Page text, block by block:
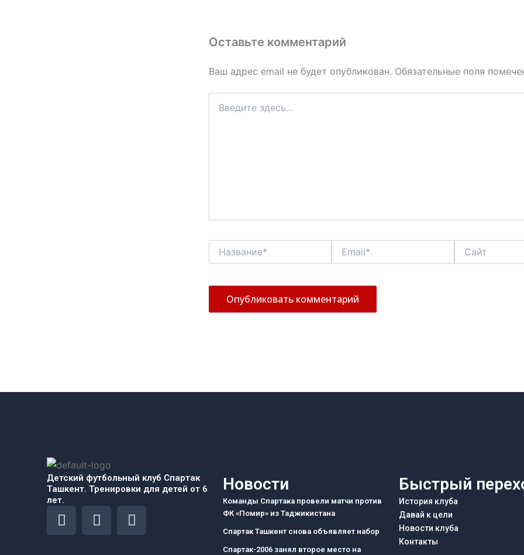
Оставьте комментарий
Ваш адрес email не будет опубликован. Обязательные поля
здесь...
Детский футбольный клуб Спартак
Ташкент. Тренировки для детей от 6
лет.
F
a
I
n
T
e
Новости
Команды Спартака провели матчи против
ФК «Помир» из Таджикистана
Спартак Ташкент снова объявляет набор
Спартак-2006 занял второе место на
Быстрый
История клуба
Давай к цели
Новости клуба
Контакты